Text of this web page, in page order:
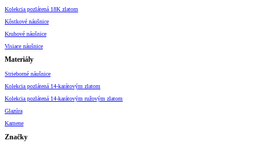
Kolekcia pozlátená 18K zlatom
Kôstkové náušnice
Kruhové náušnice
Visiace náušnice
Materiály
Strieborné náušnice
Kolekcia pozlátená 14-karátovým zlatom
Kolekcia pozlátená 14-karátovým ružovým zlatom
Glazúra
Kamene
Značky